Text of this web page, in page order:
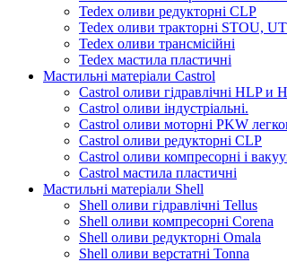
Tedex оливи редукторні CLP
Tedex оливи тракторні STOU,
Tedex оливи трансмісійні
Tedex мастила пластичні
Мастильні матеріали Castrol
Castrol оливи гідравлічні HLP и
Castrol оливи індустріальні.
Castrol оливи моторні PKW
Castrol оливи редукторні CLP
Castrol оливи компресорні і
Castrol мастила пластичні
Мастильні матеріали Shell
Shell оливи гідравлічні Tellus
Shell оливи компресорні Corena
Shell оливи редукторні Omala
Shell оливи верстатні Tonna